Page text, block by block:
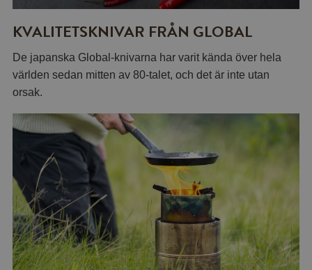
KVALITETSKNIVAR FRÅN GLOBAL
De japanska Global-knivarna har varit kända över hela
världen sedan mitten av 80-talet, och det är inte utan
orsak.